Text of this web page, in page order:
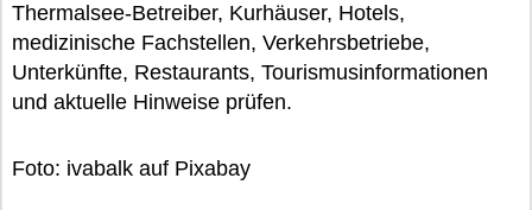
Thermalsee-Betreiber, Kurhäuser, Hotels,
medizinische Fachstellen, Verkehrsbetriebe,
Unterkünfte, Restaurants, Tourismusinformationen
und aktuelle Hinweise prüfen.
Foto: ivabalk auf Pixabay